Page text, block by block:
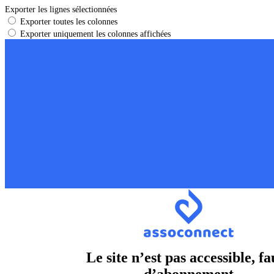
Exporter les lignes sélectionnées
Exporter toutes les colonnes
Exporter uniquement les colonnes affichées
Le site n’est pas accessible,